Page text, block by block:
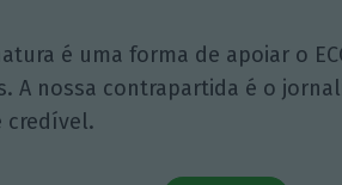
é uma forma de apoiar o
A nossa contrapartida é o
credível.